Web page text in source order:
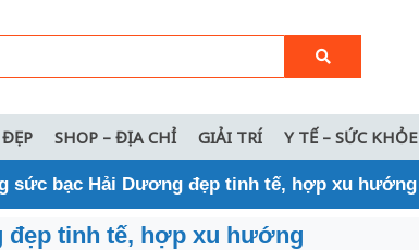
SHOP – ĐỊA CHỈ GIẢI TRÍ Y TẾ – SỨC KHỎE
sức bạc Hải Dương đẹp tinh tế, hợp xu hướng
đẹp tinh tế, hợp xu hướng